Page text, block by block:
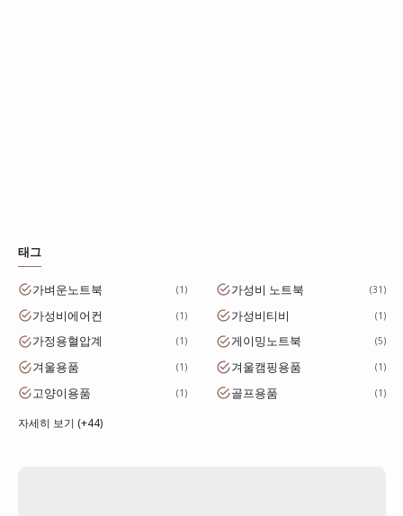
태그
가벼운노트북 1 가성비 노트북 31
가성비에어컨 1 가성비티비 1
가정용혈압계 1 게이밍노트북 5
겨울용품 1 겨울캠핑용품 1
고양이용품 1 골프용품 1
자세히 보기 (+44)